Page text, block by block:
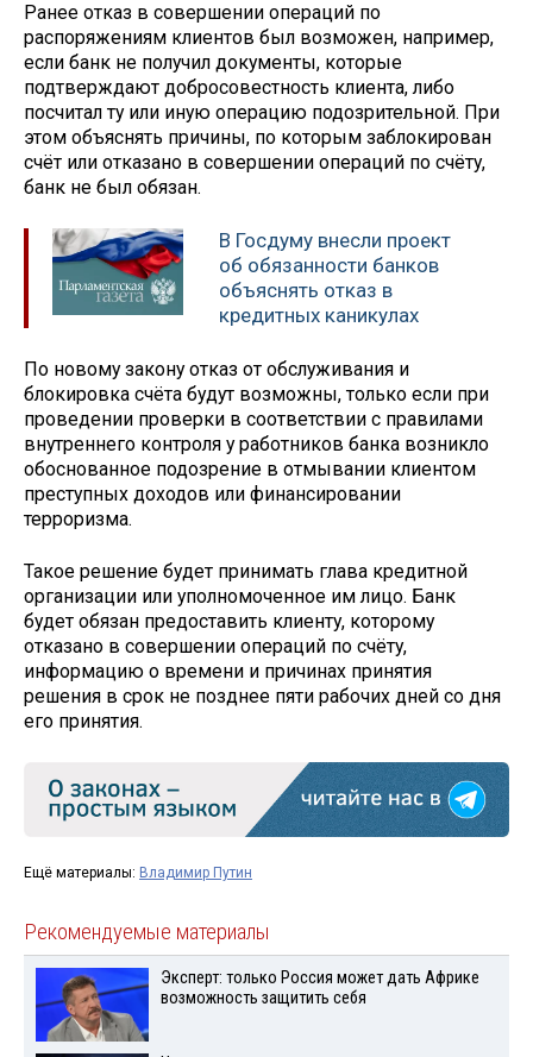
Ранее отказ в совершении операций по
распоряжениям клиентов был возможен, например,
если банк не получил документы, которые
подтверждают добросовестность клиента, либо
посчитал ту или иную операцию подозрительной. При
этом объяснять причины, по которым заблокирован
счёт или отказано в совершении операций по счёту,
банк не был обязан.
В Госдуму внесли проект
об обязанности банков
объяснять отказ в
кредитных каникулах
По новому закону отказ от обслуживания и
блокировка счёта будут возможны, только если при
проведении проверки в соответствии с правилами
внутреннего контроля у работников банка возникло
обоснованное подозрение в отмывании клиентом
преступных доходов или финансировании
терроризма.
Такое решение будет принимать глава кредитной
организации или уполномоченное им лицо. Банк
будет обязан предоставить клиенту, которому
отказано в совершении операций по счёту,
информацию о времени и причинах принятия
решения в срок не позднее пяти рабочих дней со дня
его принятия.
Ещё материалы: Владимир Путин
Рекомендуемые материалы
Эксперт: только Россия может дать Африке
возможность защитить себя